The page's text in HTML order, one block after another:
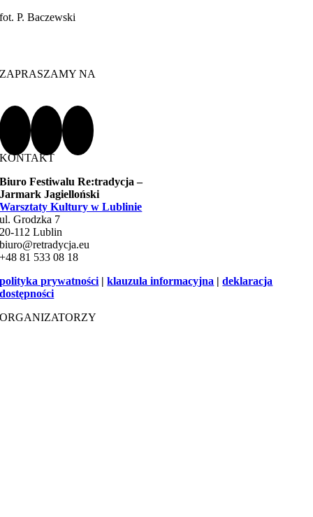
fot. P. Baczewski
ZAPRASZAMY NA
KONTAKT
Biuro Festiwalu Re:tradycja –
Jarmark Jagielloński
Warsztaty Kultury w Lublinie
ul. Grodzka 7
20-112 Lublin
biuro@retradycja.eu
+48 81 533 08 18
polityka prywatności |klauzula informacyjna |deklaracja
dostępności
ORGANIZATORZY